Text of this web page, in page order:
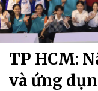
TP HCM:
và ứng